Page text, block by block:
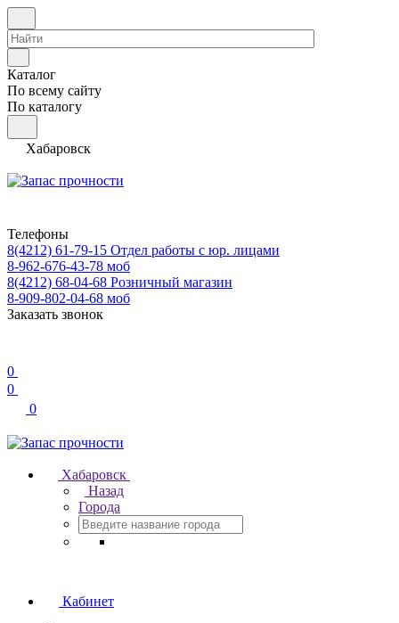
Каталог
По всему сайту
По каталогу
Хабаровск
Телефоны
8(4212) 61-79-15 Отдел работы с юр. лицами
8-962-676-43-78 моб
8(4212) 68-04-68 Розничный магазин
8-909-802-04-68 моб
Заказать звонок
0
0
0
Хабаровск
Назад
Города
Кабинет